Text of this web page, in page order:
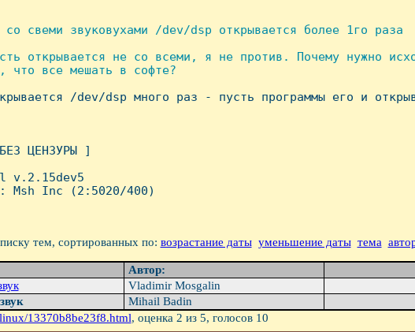
свеми звуковухами /dev/dsp открывается более 1го раза
открывается не со всеми, я не против. Почему нужно
что все мешать в софте?
/dev/dsp много раз - пусть программы его и
ЦЕHЗУРЫ ]
Msh Inc (2:5020/400)
тем, сортированных по: возрастание даты уменьшение даты тема
Автор:
Vladimir Mosgalin
Mihail Badin
13370b8be23f8.html, оценка 2 из 5, голосов 10